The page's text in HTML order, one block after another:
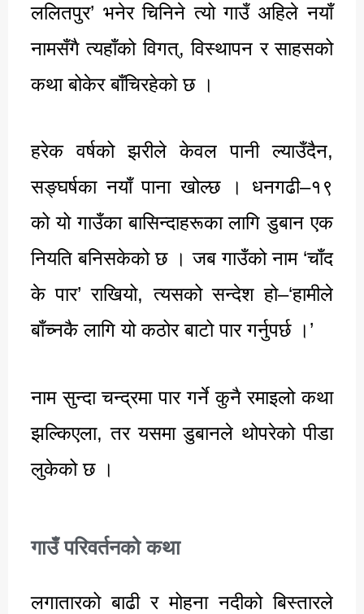
ललितपुर’ भनेर चिनिने त्यो गाउँ अहिले नयाँ
नामसँगै त्यहाँको विगत्, विस्थापन र साहसको
कथा बोकेर बाँचिरहेको छ ।
हरेक वर्षको झरीले केवल पानी ल्याउँदैन,
सङ्घर्षका नयाँ पाना खोल्छ । धनगढी–१९
को यो गाउँका बासिन्दाहरूका लागि डुबान एक
नियति बनिसकेको छ । जब गाउँको नाम ‘चाँद
के पार’ राखियो, त्यसको सन्देश हो–‘हामीले
बाँच्नकै लागि यो कठोर बाटो पार गर्नुपर्छ ।’
नाम सुन्दा चन्द्रमा पार गर्ने कुनै रमाइलो कथा
झल्किएला, तर यसमा डुबानले थोपरेको पीडा
लुकेको छ ।
गाउँ परिवर्तनको कथा
लगातारको बाढी र मोहना नदीको बिस्तारले